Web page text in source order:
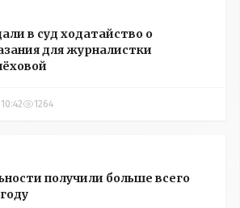
в суд ходатайство о
для журналистки
1264
получили больше всего